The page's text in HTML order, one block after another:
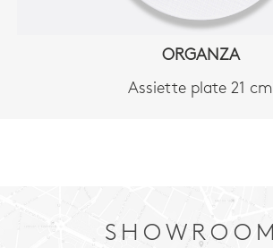
ORGANZA
Assiette plate 21 cm